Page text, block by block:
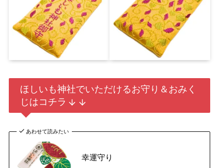
ほしいも神社でいただけるお守り＆おみく
じはコチラ
あわせて読みたい
幸運守り